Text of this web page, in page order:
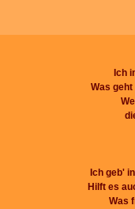
Ich
Was
Ich geb'
Hilft es
Was